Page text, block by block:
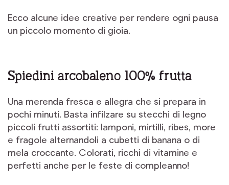
Ecco alcune idee creative per rendere ogni pausa
un piccolo momento di gioia.
Spiedini arcobaleno 100% frutta
Una merenda fresca e allegra che si prepara in
pochi minuti. Basta infilzare su stecchi di legno
piccoli frutti assortiti: lamponi, mirtilli, ribes, more
e fragole alternandoli a cubetti di banana o di
mela croccante. Colorati, ricchi di vitamine e
perfetti anche per le feste di compleanno!